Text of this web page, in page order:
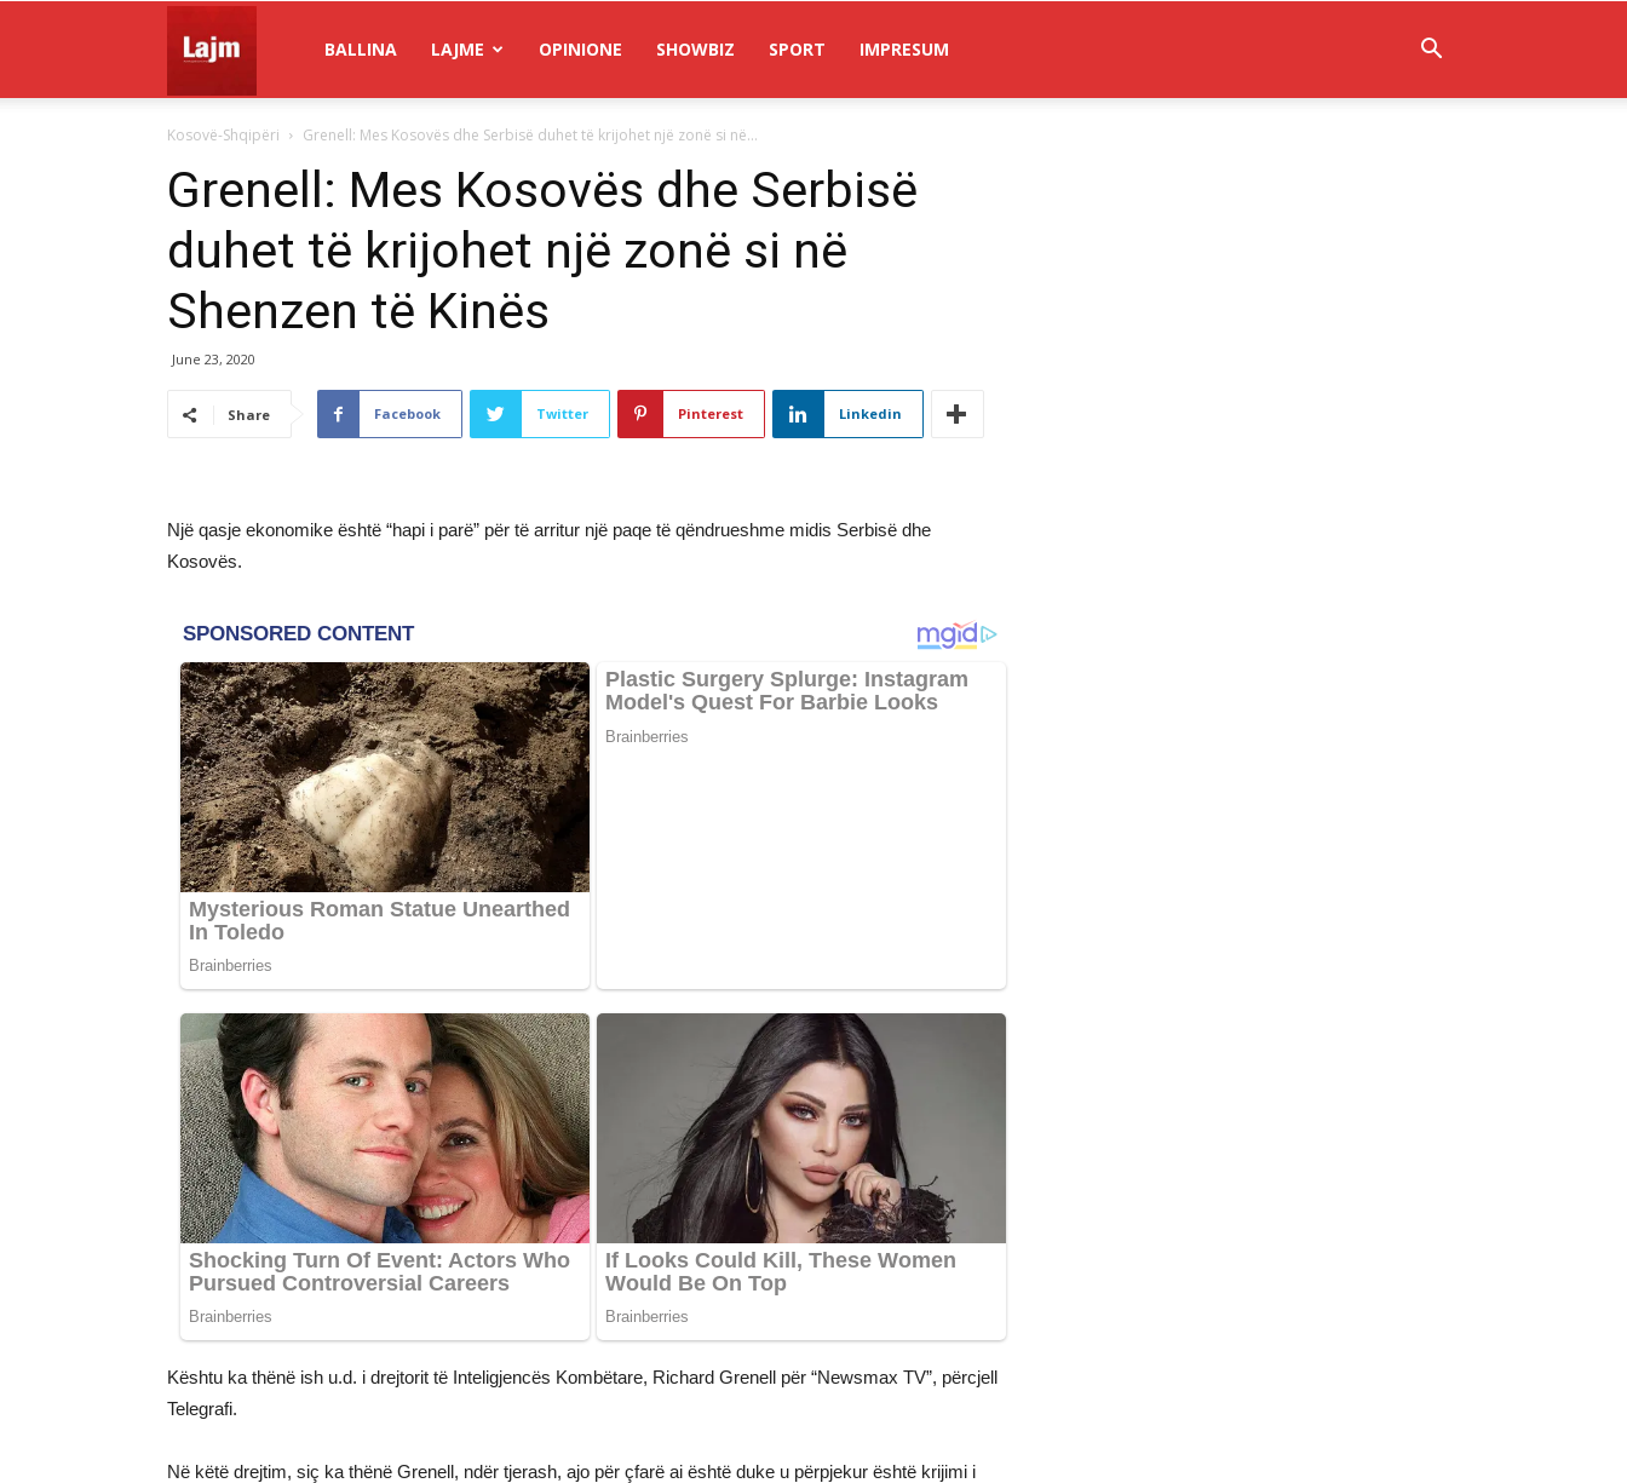
Lajm
BALLINA LAJME OPINIONE SHOWBIZ SPORT IMPRESUM
Kosovë-Shqipëri Grenell: Mes Kosovës dhe Serbisë duhet të krijohet një zonë si në...
Grenell: Mes Kosovës dhe Serbisë
duhet të krijohet një zonë si në
Shenzen të Kinës
June 23, 2020
Share Facebook Twitter Pinterest Linkedin
Një qasje ekonomike është “hapi i parë” për të arritur një paqe të qëndrueshme midis Serbisë dhe
Kosovës.
Kështu ka thënë ish u.d. i drejtorit të Inteligjencës Kombëtare, Richard Grenell për “Newsmax TV”, përcjell
Telegrafi.
Në këtë drejtim, siç ka thënë Grenell, ndër tjerash, ajo për çfarë ai është duke u përpjekur është krijimi i